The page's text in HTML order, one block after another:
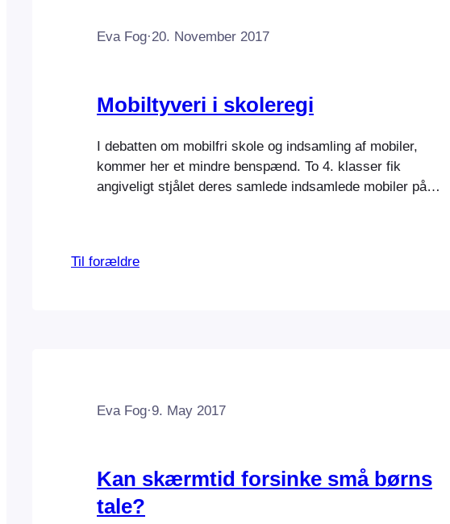
Eva Fog·20. November 2017
Mobiltyveri i skoleregi
I debatten om mobilfri skole og indsamling af mobiler,
kommer her et mindre benspænd. To 4. klasser fik
angiveligt stjålet deres samlede indsamlede mobiler på
hvem vil stjæle fra børn?…
Til forældre
Eva Fog·9. May 2017
Kan skærmtid forsinke små børns
tale?